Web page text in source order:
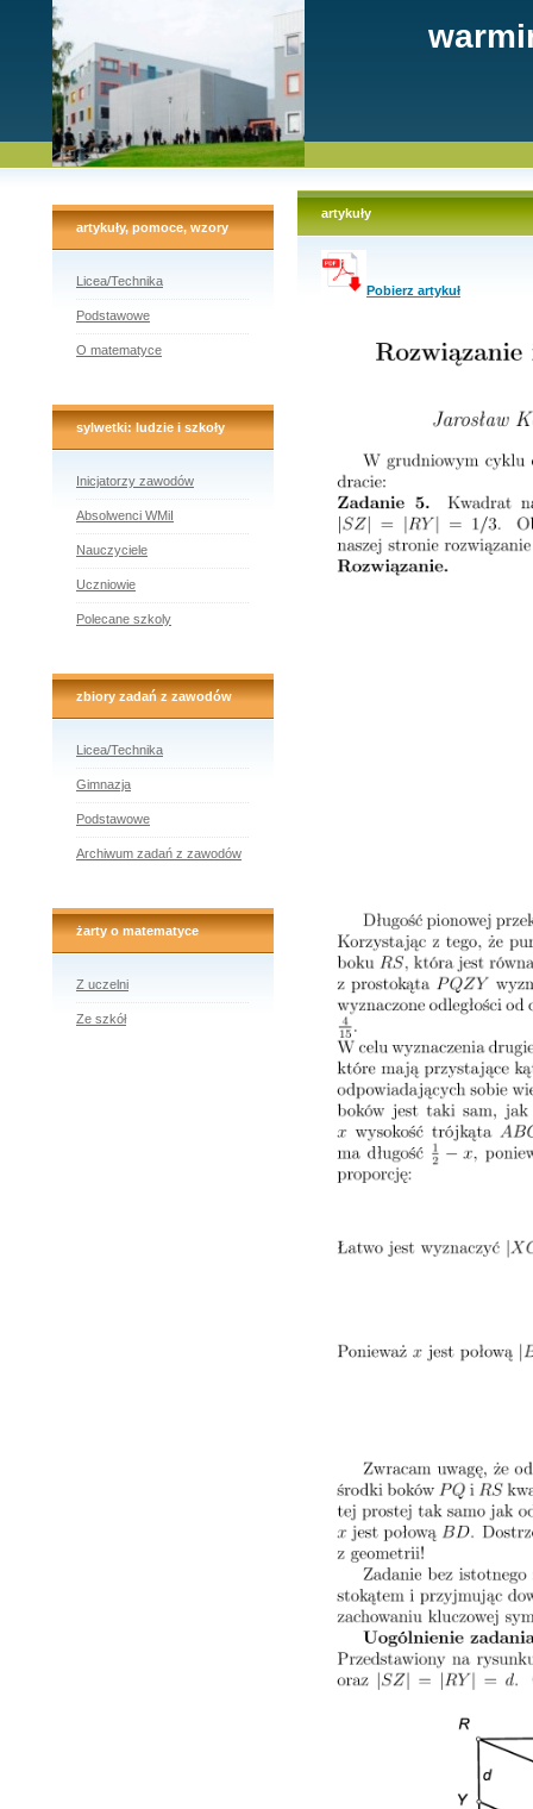
artykuły, pomoce, wzory
Licea/Technika
Podstawowe
O matematyce
sylwetki: ludzie i szkoły
Inicjatorzy zawodów
Absolwenci WMiI
Nauczyciele
Uczniowie
Polecane szkoly
zbiory zadań z zawodów
Licea/Technika
Gimnazja
Podstawowe
Archiwum zadań z zawodów
żarty o matematyce
Z uczelni
Ze szkół
artykuły
Pobierz artykuł